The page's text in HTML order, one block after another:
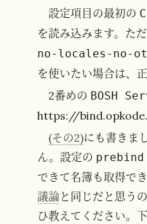
設定項目の最初の
を読み込みます。た
no-locales-no-
を使いたい場合は、
2番めの BOSH
https://
(その2)にも書きま
ん。設定の prebind
できて名簿も取得で
議論と同じだと思う
ひ教えてください。